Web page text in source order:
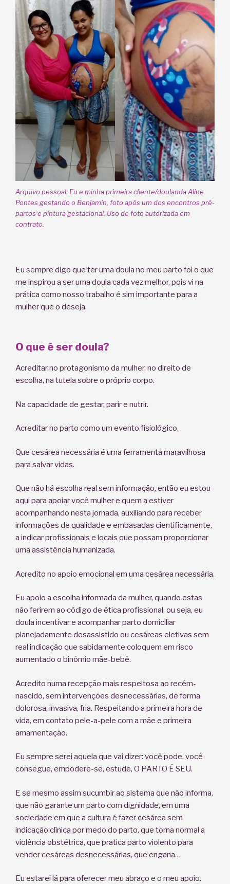
Arquivo pessoal: Eu e minha primeira cliente/doulanda Aline
Pontes gestando o Benjamin, foto após um dos encontros pré-
partos e pintura gestacional. Uso de foto autorizada em
contrato.
Eu sempre digo que ter uma doula no meu parto foi o que
me inspirou a ser uma doula cada vez melhor, pois vi na
prática como nosso trabalho é sim importante para a
mulher que o deseja.
O que é ser doula?
Acreditar no protagonismo da mulher, no direito de
escolha, na tutela sobre o próprio corpo.
Na capacidade de gestar, parir e nutrir.
Acreditar no parto como um evento fisiológico.
Que cesárea necessária é uma ferramenta maravilhosa
para salvar vidas.
Que não há escolha real sem informação, então eu estou
aqui para apoiar você mulher e quem a estiver
acompanhando nesta jornada, auxiliando para receber
informações de qualidade e embasadas cientificamente,
a indicar profissionais e locais que possam proporcionar
uma assistência humanizada.
Acredito no apoio emocional em uma cesárea necessária.
Eu apoio a escolha informada da mulher, quando estas
não ferirem ao código de ética profissional, ou seja, eu
doula incentivar e acompanhar parto domiciliar
planejadamente desassistido ou cesáreas eletivas sem
real indicação que sabidamente coloquem em risco
aumentado o binômio mãe-bebê.
Acredito numa recepção mais respeitosa ao recém-
nascido, sem intervenções desnecessárias, de forma
dolorosa, invasiva, fria. Respeitando a primeira hora de
vida, em contato pele-a-pele com a mãe e primeira
amamentação.
Eu sempre serei aquela que vai dizer: você pode, você
consegue, empodere-se, estude, O PARTO É SEU.
E se mesmo assim sucumbir ao sistema que não informa,
que não garante um parto com dignidade, em uma
sociedade em que a cultura é fazer cesárea sem
indicação clínica por medo do parto, que torna normal a
violência obstétrica, que pratica parto violento para
vender cesáreas desnecessárias, que engana…
Eu estarei lá para oferecer meu abraço e o meu apoio.